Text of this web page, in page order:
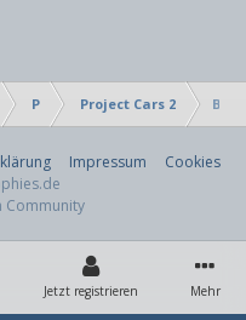
P Project Cars 2
Impressum
Cookies
Community
Jetzt registrieren Mehr